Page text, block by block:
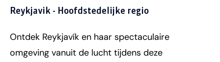
Reykjavik - Hoofdstedelijke regio
Ontdek Reykjavík en haar spectaculaire
omgeving vanuit de lucht tijdens deze